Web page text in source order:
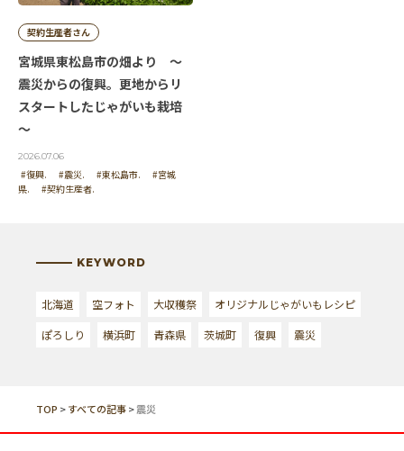
契約生産者さん
宮城県東松島市の畑より ～
震災からの復興。更地からリ
スタートしたじゃがいも栽培
～
2026.07.06
#復興. #震災. #東松島市.
#宮城
県.
#契約生産者.
KEYWORD
北海道 空フォト 大収穫祭
オリジナルじゃがいもレシピ
ぽろしり
横浜町 青森県 茨城町 復興 震災
TOP >すべての記事>震災